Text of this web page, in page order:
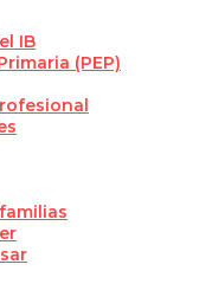
IB
(PEP)